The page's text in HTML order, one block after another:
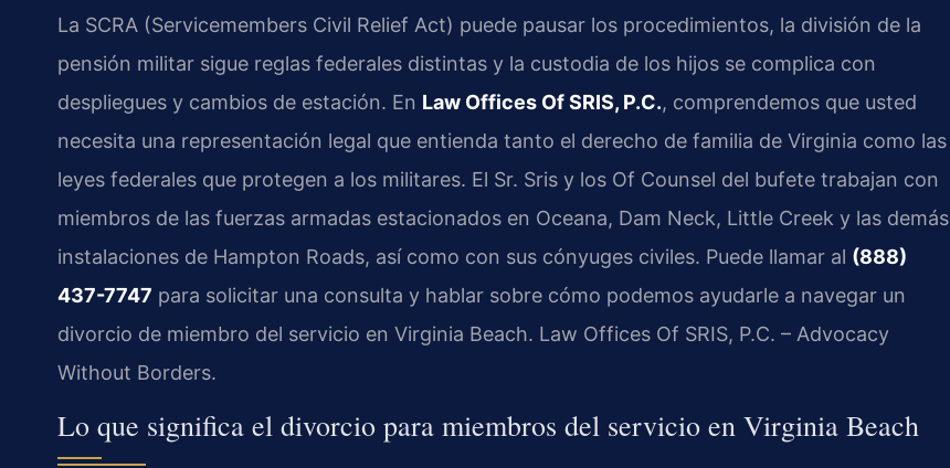
La SCRA (Servicemembers Civil Relief Act) puede pausar los procedimientos, la división de la
pensión militar sigue reglas federales distintas y la custodia de los hijos se complica con
despliegues y cambios de estación. En Law Offices Of SRIS, P.C., comprendemos que usted
necesita una representación legal que entienda tanto el derecho de familia de Virginia como las
leyes federales que protegen a los militares. El Sr. Sris y los Of Counsel del bufete trabajan con
miembros de las fuerzas armadas estacionados en Oceana, Dam Neck, Little Creek y las demás
instalaciones de Hampton Roads, así como con sus cónyuges civiles. Puede llamar al (888)
437-7747 para solicitar una consulta y hablar sobre cómo podemos ayudarle a navegar un
divorcio de miembro del servicio en Virginia Beach. Law Offices Of SRIS, P.C. – Advocacy
Without Borders.
Lo que significa el divorcio para miembros del servicio en Virginia Beach